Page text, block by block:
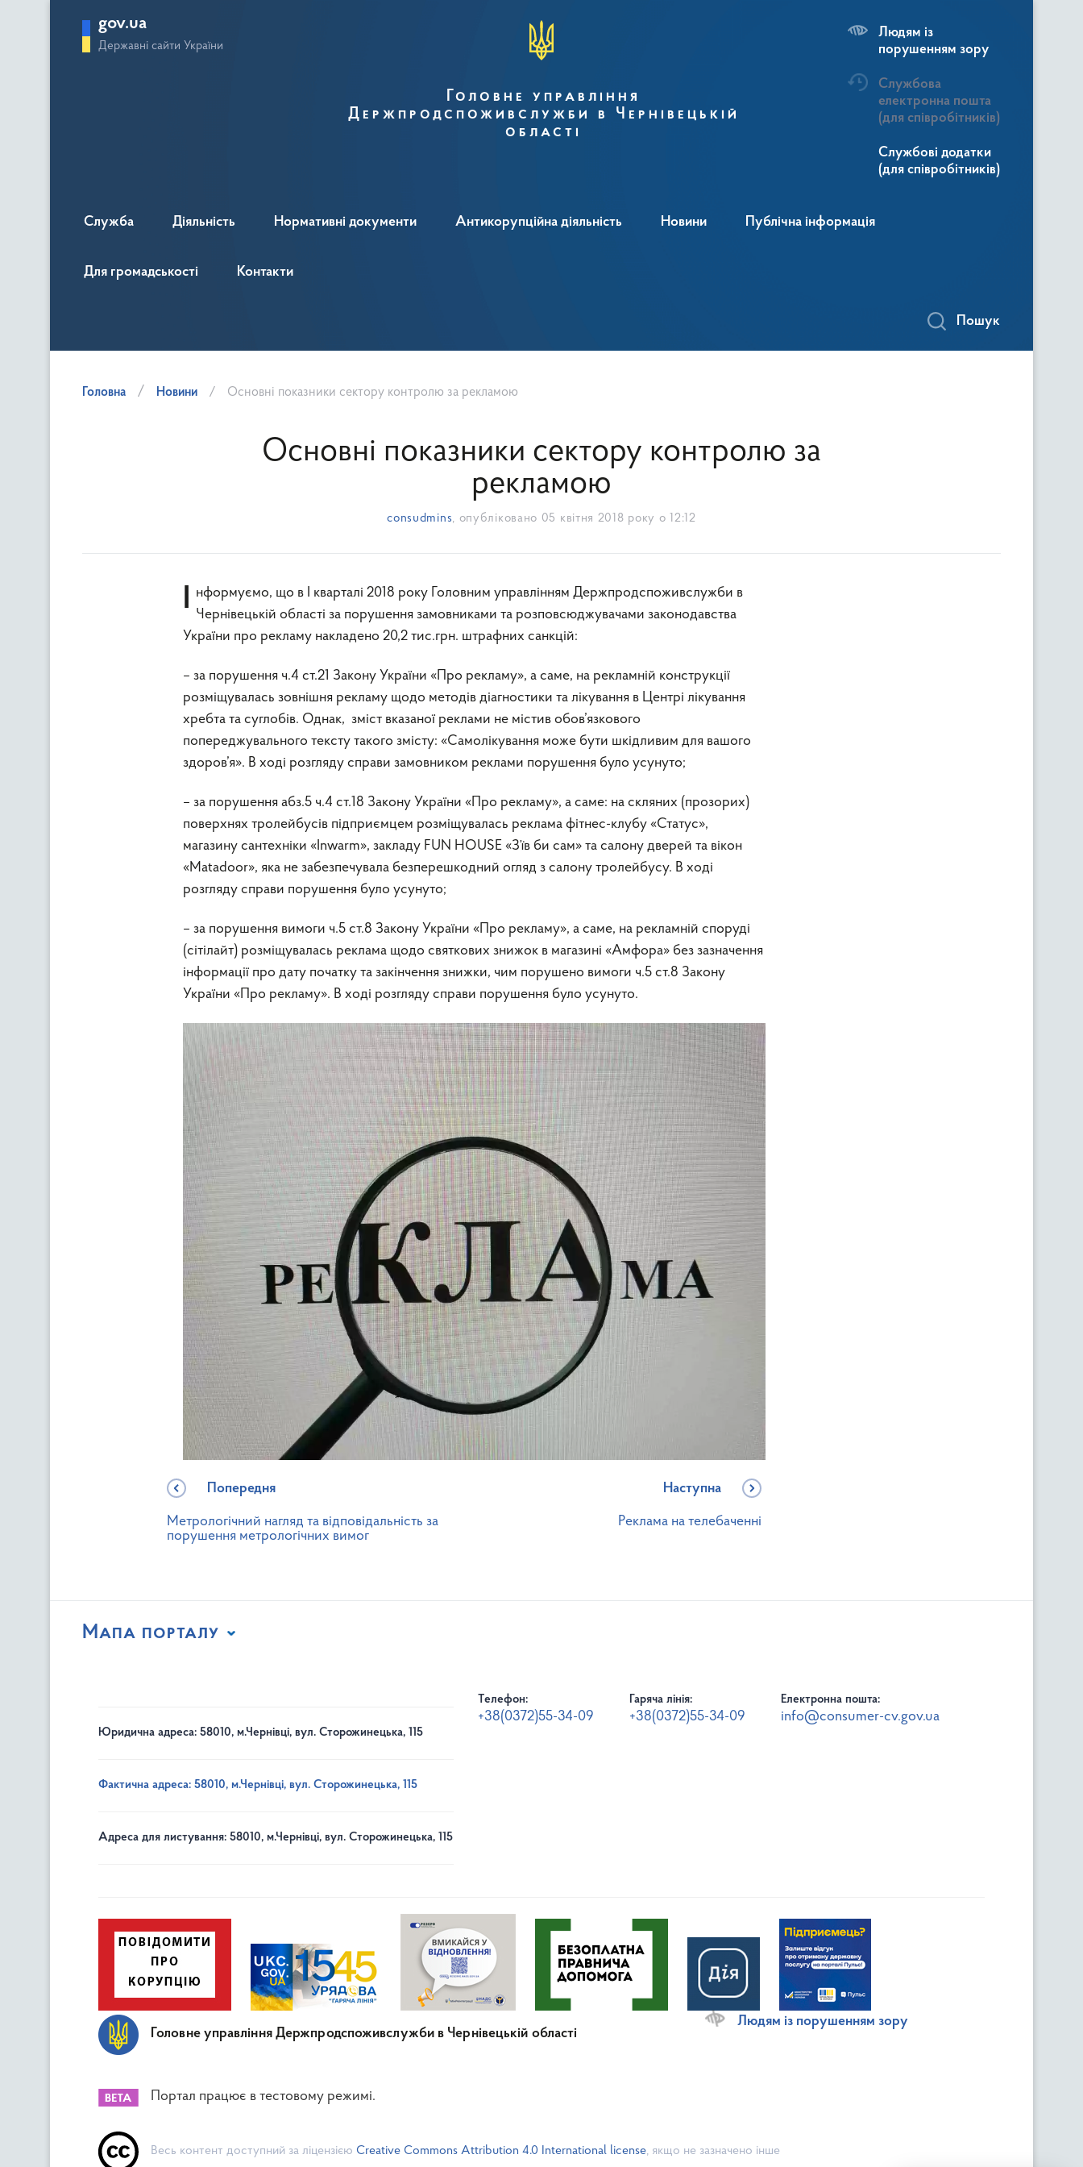
gov.ua
Державні сайти України
Головне управління
Держпродспоживслужби в Чернівецькій
області
Людям із
порушенням зору
Службова
електронна пошта
(для співробітників)
Службові додатки
(для співробітників)
Служба Діяльність Нормативні документи Антикорупційна діяльність Новини Публічна інформація
Для громадськості Контакти
Пошук
Головна Новини Основні показники сектору контролю за рекламою
Основні показники сектору контролю за
рекламою
consudmins, опубліковано 05 квітня 2018 року о 12:12
Інформуємо, що в І кварталі 2018 року Головним управлінням Держпродспоживслужби в Чернівецькій області за порушення замовниками та розповсюджувачами законодавства
України про рекламу накладено 20,2 тис.грн. штрафних санкцій:
– за порушення ч.4 ст.21 Закону України «Про рекламу», а саме, на рекламній конструкції
розміщувалась зовнішня рекламу щодо методів діагностики та лікування в Центрі лікування
хребта та суглобів. Однак, зміст вказаної реклами не містив обов’язкового
попереджувального тексту такого змісту: «Самолікування може бути шкідливим для вашого
здоров’я». В ході розгляду справи замовником реклами порушення було усунуто;
– за порушення абз.5 ч.4 ст.18 Закону України «Про рекламу», а саме: на скляних (прозорих)
поверхнях тролейбусів підприємцем розміщувалась реклама фітнес-клубу «Статус»,
магазину сантехніки «Inwarm», закладу FUN HOUSE «З’їв би сам» та салону дверей та вікон
«Matadoor», яка не забезпечувала безперешкодний огляд з салону тролейбусу. В ході
розгляду справи порушення було усунуто;
– за порушення вимоги ч.5 ст.8 Закону України «Про рекламу», а саме, на рекламній споруді
(сітілайт) розміщувалась реклама щодо святкових знижок в магазині «Амфора» без зазначення
інформації про дату початку та закінчення знижки, чим порушено вимоги ч.5 ст.8 Закону
України «Про рекламу». В ході розгляду справи порушення було усунуто.
Попередня
Метрологічний нагляд та відповідальність за
порушення метрологічних вимог
Наступна
Реклама на телебаченні
Мапа порталу
Юридична адреса: 58010, м.Чернівці, вул. Сторожинецька, 115
Фактична адреса: 58010, м.Чернівці, вул. Сторожинецька, 115
Адреса для листування: 58010, м.Чернівці, вул. Сторожинецька, 115
Телефон:
+38(0372)55-34-09
Гаряча лінія:
+38(0372)55-34-09
Електронна пошта:
info@consumer-cv.gov.ua
Головне управління Держпродспоживслужби в Чернівецькій області
Портал працює в тестовому режимі.
Людям із порушенням зору
Весь контент доступний за ліцензією Creative Commons Attribution 4.0 International license, якщо не зазначено інше